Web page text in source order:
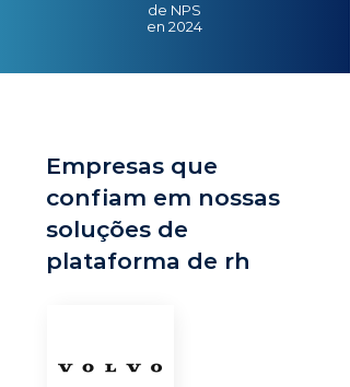
de NPS
en 2024
Empresas que
confiam em nossas
soluções de
plataforma de rh